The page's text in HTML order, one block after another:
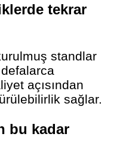
tekrar
standlar
açısından
sağlar.
bu kadar